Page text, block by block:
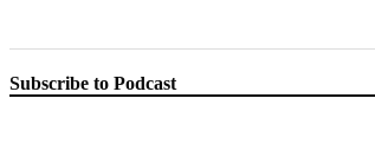
Subscribe to Podcast